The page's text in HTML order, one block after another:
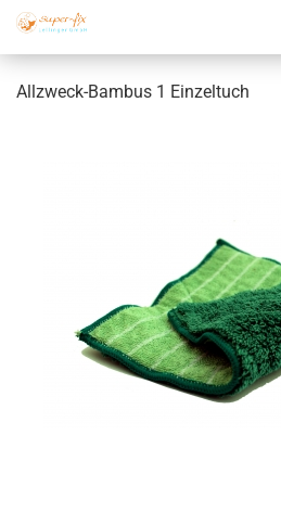
Allzweck-Bambus 1 Einzeltuch